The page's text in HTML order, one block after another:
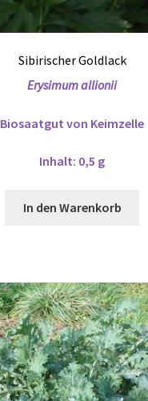
Sibirischer Goldlack
Erysimum allionii
Biosaatgut von Keimzelle
Inhalt: 0,5 g
In den Warenkorb